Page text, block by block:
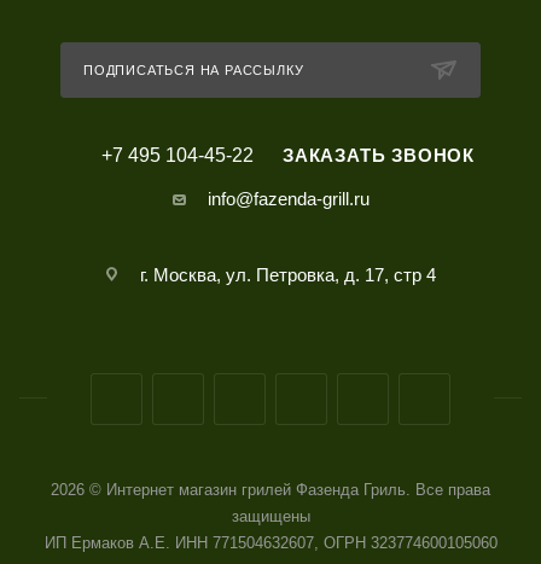
ПОДПИСАТЬСЯ НА РАССЫЛКУ
+7 495 104-45-22 ЗАКАЗАТЬ ЗВОНОК
info@fazenda-grill.ru
г. Москва, ул. Петровка, д. 17, стр 4
2026 © Интернет магазин грилей Фазенда Гриль. Все права
защищены
ИП Ермаков А.Е. ИНН 771504632607, ОГРН 323774600105060